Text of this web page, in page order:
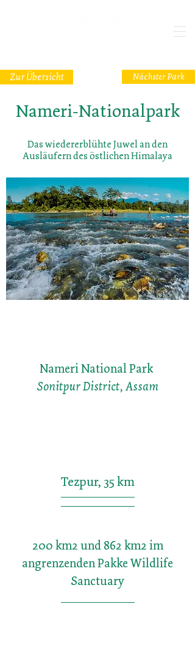
Zur Übersicht Nächster Park
Nameri-Nationalpark
Das wiedererblühte Juwel an den
Ausläufern des östlichen Himalaya
Nameri National Park
Sonitpur District, Assam
Tezpur, 35 km
200 km2 und 862 km2 im
angrenzenden Pakke Wildlife
Sanctuary